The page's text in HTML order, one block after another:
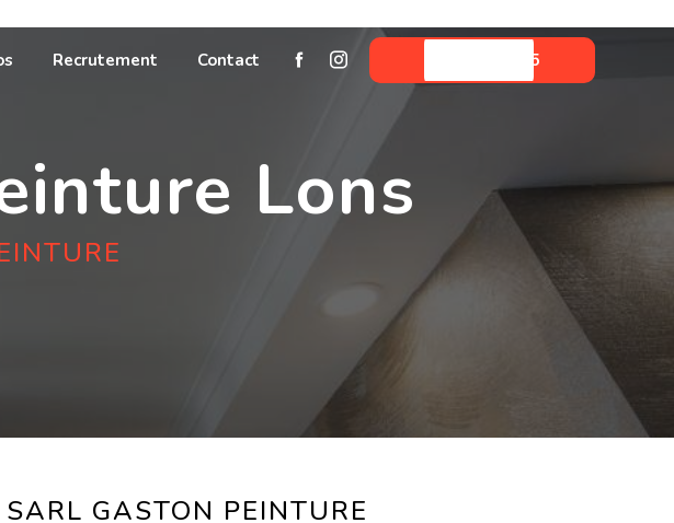
Recrutement Contact 05 59 06 33 45
Lons
SARL GASTON PEINTURE